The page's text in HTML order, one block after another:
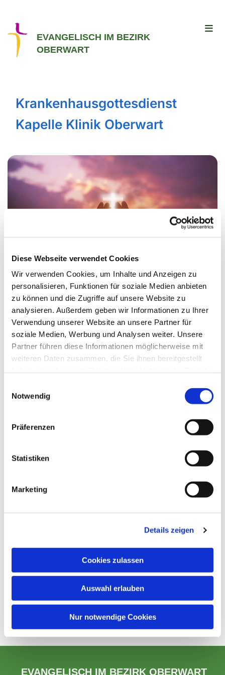
Diese Webseite verwendet Cookies
Wir verwenden Cookies, um Inhalte und Anzeigen zu
personalisieren, Funktionen für soziale Medien anbieten
zu können und die Zugriffe auf unsere Website zu
analysieren. Außerdem geben wir Informationen zu Ihrer
Verwendung unserer Website an unsere Partner für
soziale Medien, Werbung und Analysen weiter. Unsere
Partner führen diese Informationen möglicherweise mit
weiteren Daten zusammen, die Sie ihnen bereitgestellt
Notwendig
Präferenzen
Statistiken
Marketing
Details zeigen
Cookies zulassen
Auswahl erlauben
Nur notwendige Cookies
EVANGELISCH IM BEZIRK
OBERWART
Krankenhausgottesdienst
Kapelle Klinik Oberwart
Donnerstag, 13. Mai 2027, 18:00 Uhr
Krankenhauskapelle Klinik
Oberwart, Dornburggasse 80, 7400
EVANGELISCH IM BEZIRK OBERWART